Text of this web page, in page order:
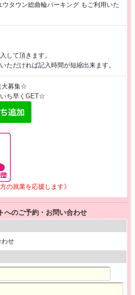
ウタウン総曲輪パーキング もご利用いた
して頂きます。
ただければ記入時間が短縮出来ます。
大募集☆
ち早くGET☆
の就業を応援します》
へのご予約・お問い合わせ
わせ